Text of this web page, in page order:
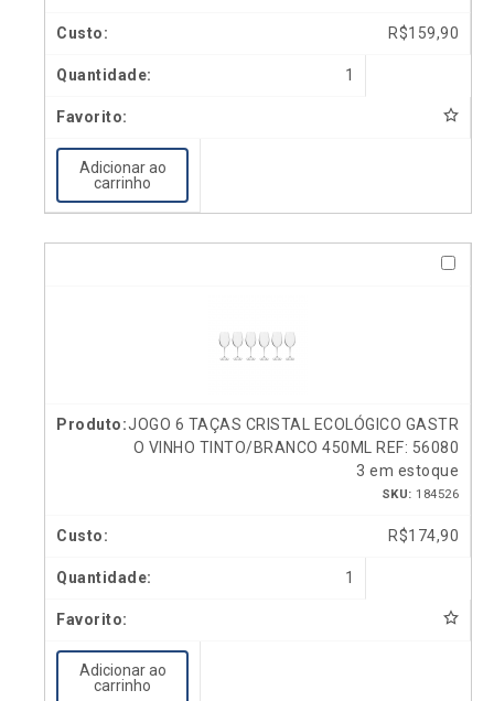
R$159,90
1
Adicionar ao
carrinho
JOGO 6 TAÇAS CRISTAL ECOLÓGICO GASTR
O VINHO TINTO/BRANCO 450ML REF: 56080
3 em estoque
SKU: 184526
R$174,90
1
Adicionar ao
carrinho